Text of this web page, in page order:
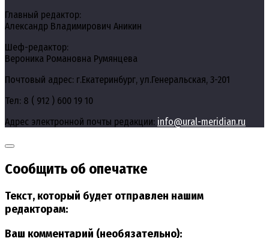
Главный редактор:
Александр Владимирович Аникин
Шеф-редактор:
Вероника Романовна Румянцева
Почтовый адрес: г.Екатеринбург, ул.Генеральская, 3-201
Тел: 8 ( 912 ) 600 19 10
Адрес электронной почты редакции: info@ural-meridian.ru
Сообщить об опечатке
Текст, который будет отправлен нашим
редакторам:
Ваш комментарий (необязательно):